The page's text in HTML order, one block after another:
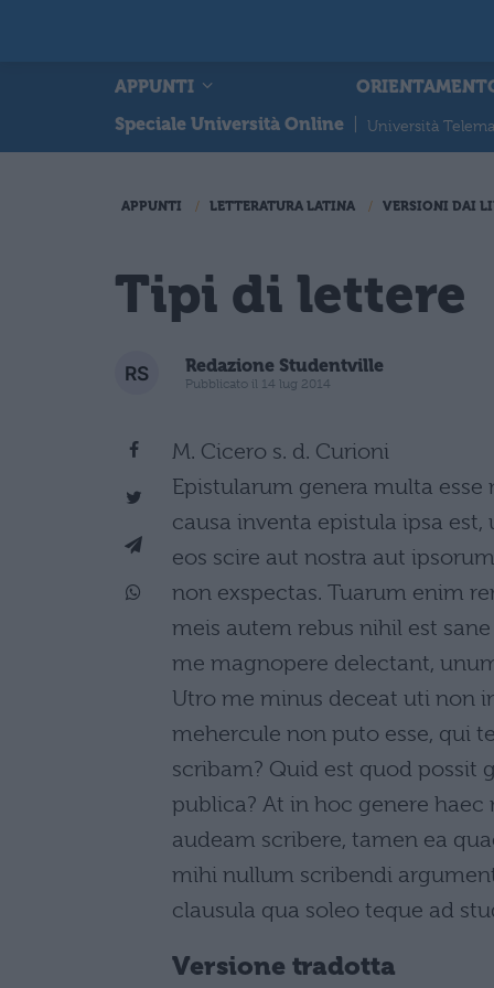
APPUNTI
Speciale Università Online
Università
APPUNTI LETTERATURA LATINA VERSIONI DAI
Tipi di lettere
Redazione Studentville
Pubblicato il 14 lug 2014
M. Cicero s. d. Curioni
Epistularum genera multa
causa inventa epistula ipsa
eos scire aut nostra aut
non exspectas. Tuarum enim
meis autem rebus nihil est
me magnopere delectant,
Utro me minus deceat uti non
mehercule non puto esse, qui
scribam? Quid est quod possit
publica? At in hoc genere
audeam scribere, tamen ea
mihi nullum scribendi
clausula qua soleo teque ad
Versione tradotta